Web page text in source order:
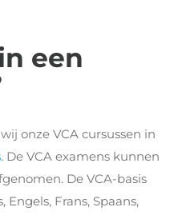
een
onze VCA cursussen in
. De VCA examens kunnen
De VCA-basis
Frans, Spaans,